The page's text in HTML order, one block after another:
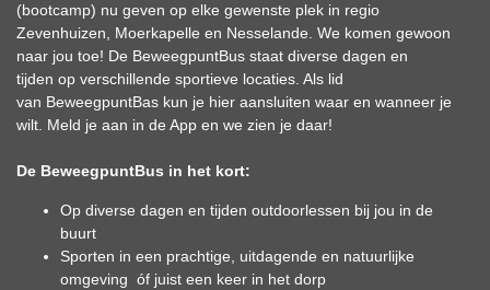
(bootcamp) nu geven op elke gewenste plek in regio
Zevenhuizen, Moerkapelle en Nesselande. We komen gewoon
naar jou toe! De BeweegpuntBus staat diverse dagen en
tijden op verschillende sportieve locaties. Als lid
van BeweegpuntBas kun je hier aansluiten waar en wanneer je
wilt. Meld je aan in de App en we zien je daar!
De BeweegpuntBus in het kort:
Op diverse dagen en tijden outdoorlessen bij jou in de
buurt
Sporten in een prachtige, uitdagende en natuurlijke
omgeving óf juist een keer in het dorp